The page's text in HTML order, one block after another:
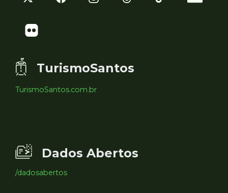
TurismoSantos
TurismoSantos.com.br
Dados Abertos
/dadosabertos